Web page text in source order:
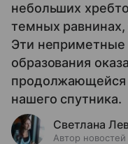
небольших
темных
Эти неприметные
образования
продолжающейся
нашего спутника.
Светлана
Автор новостей